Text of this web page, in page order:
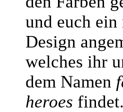
und euch ein
Design
welches ihr
dem Namen
heroes findet.